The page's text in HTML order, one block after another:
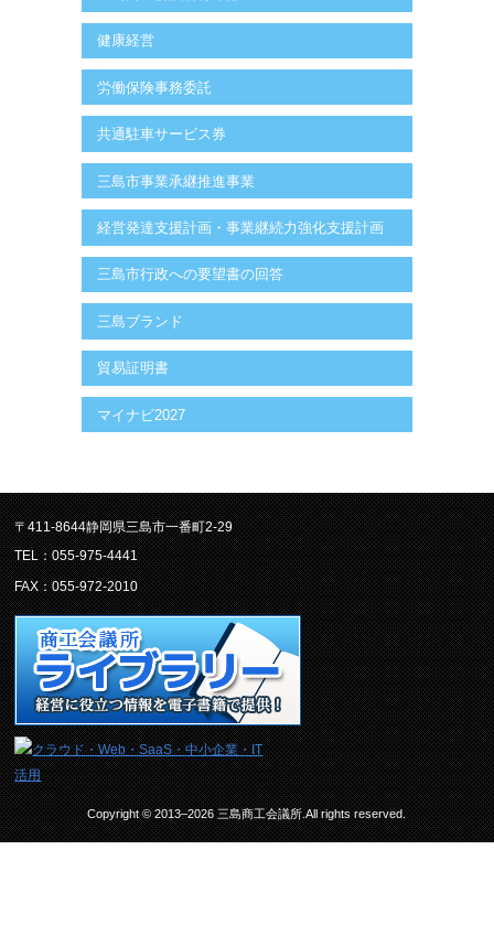
健康経営
労働保険事務委託
共通駐車サービス券
三島市事業承継推進事業
経営発達支援計画・事業継続力強化支援計画
三島市行政への要望書の回答
三島ブランド
貿易証明書
マイナビ2027
〒411-8644静岡県三島市一番町2-29
TEL：055-975-4441
FAX：055-972-2010
Copyright © 2013–2026 三島商工会議所.All rights reserved.